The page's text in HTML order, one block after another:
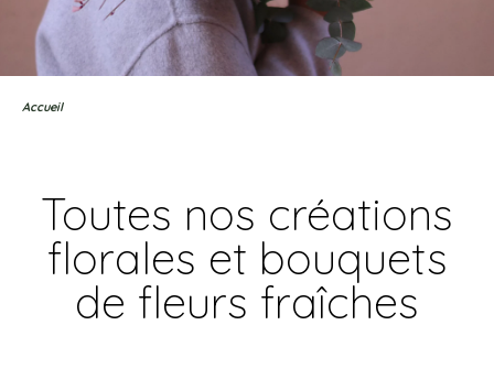
Accueil
Toutes nos créations
florales et bouquets
de fleurs fraîches